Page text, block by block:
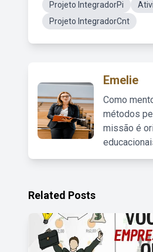
Projeto IntegradorPi
Projeto IntegradorCnt
Emelie
Como
métodos
missão é
Related Posts